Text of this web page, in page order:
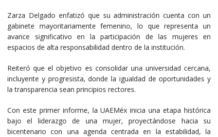
Zarza Delgado enfatizó que su administración cuenta con un
gabinete mayoritariamente femenino, lo que representa un
avance significativo en la participación de las mujeres en
espacios de alta responsabilidad dentro de la institución.
Reiteró que el objetivo es consolidar una universidad cercana,
incluyente y progresista, donde la igualdad de oportunidades y
la transparencia sean principios rectores.
Con este primer informe, la UAEMéx inicia una etapa histórica
bajo el liderazgo de una mujer, proyectándose hacia su
bicentenario con una agenda centrada en la estabilidad, la